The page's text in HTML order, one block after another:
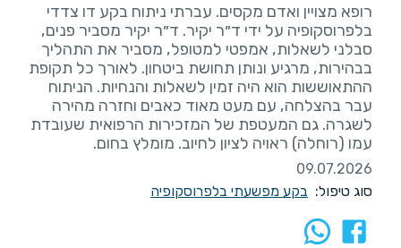
רופא מצויין ואדם מקסים. עברתי ניתוח בקע דו צדדי
בלפרוסקופיה על ידי ד״ר יקיר. ד״ר יקיר מסביר פנים,
סבלני לשאלות, אמפטי למטופל, מסביר את התהליך
בבהירות, מרגיע ונותן תחושת ביטחון. לאורך כל תקופת
ההתאוששות הוא היה זמין לשאלות והנחיות. הניתוח
עבר בהצלחה, עם מעט מאוד כאבים וחזרה מהירה
לשגרה. גם המעטפת של המזכירות הרפואית שעובדת
עמו (רוחלה) ראויה לציון לחיוב. מומלץ בחום.
09.07.2026
סוג טיפול: בקע מפשעתי בלפרוסקופיה